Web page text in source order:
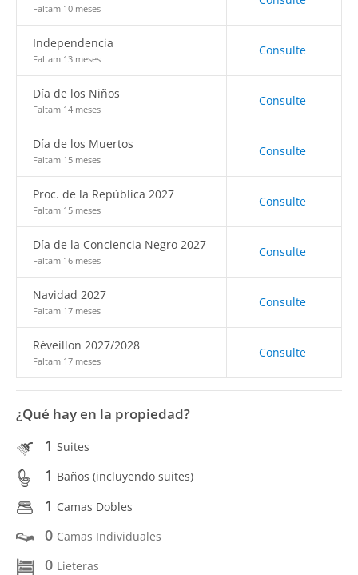
Faltam 10 meses
Independencia
Faltam 13 meses
Consulte
Día de los Niños
Faltam 14 meses
Consulte
Día de los Muertos
Faltam 15 meses
Consulte
Proc. de la República 2027
Faltam 15 meses
Consulte
Día de la Conciencia Negro 2027
Faltam 16 meses
Consulte
Navidad 2027
Faltam 17 meses
Consulte
Réveillon 2027/2028
Faltam 17 meses
Consulte
¿Qué hay en la propiedad?
1 Suites
1 Baños (incluyendo suites)
1 Camas Dobles
0 Camas Individuales
0 Lieteras